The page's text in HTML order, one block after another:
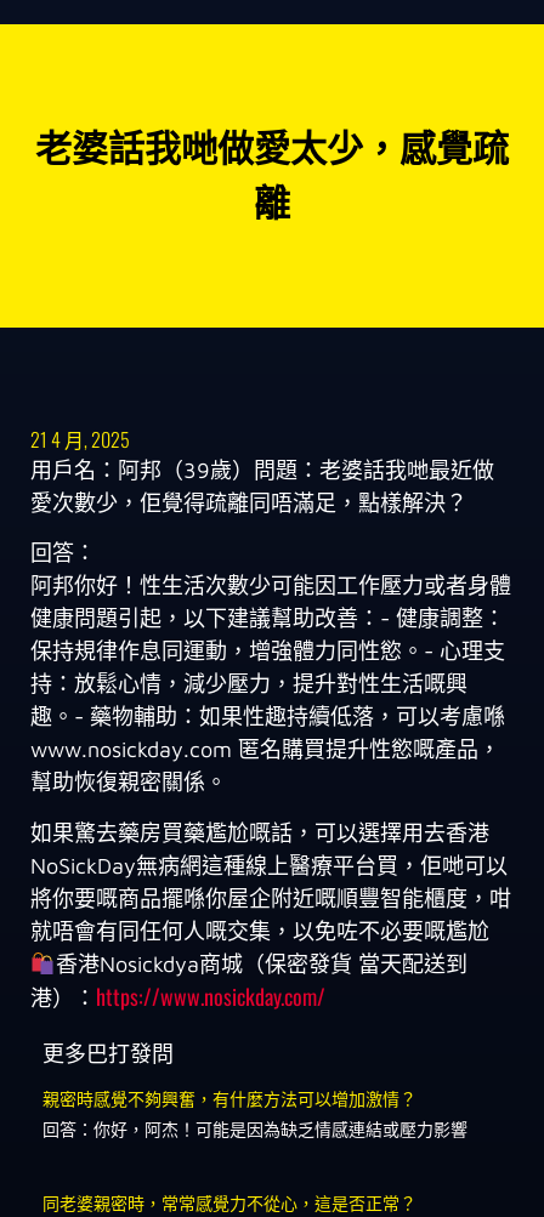
老婆話我哋做愛太少，感覺疏
離
21 4 月, 2025
用戶名：阿邦（39歲）問題：老婆話我哋最近做
愛次數少，佢覺得疏離同唔滿足，點樣解決？
回答：
阿邦你好！性生活次數少可能因工作壓力或者身體
健康問題引起，以下建議幫助改善：- 健康調整：
保持規律作息同運動，增強體力同性慾。- 心理支
持：放鬆心情，減少壓力，提升對性生活嘅興
趣。- 藥物輔助：如果性趣持續低落，可以考慮喺
www.nosickday.com 匿名購買提升性慾嘅產品，
幫助恢復親密關係。
如果驚去藥房買藥尷尬嘅話，可以選擇用去香港
NoSickDay無病網這種線上醫療平台買，佢哋可以
將你要嘅商品擺喺你屋企附近嘅順豐智能櫃度，咁
就唔會有同任何人嘅交集，以免咗不必要嘅尷尬
香港Nosickdya商城（保密發貨 當天配送到
港）： https://www.nosickday.com/
更多巴打發問
親密時感覺不夠興奮，有什麼方法可以增加激情？
回答：你好，阿杰！可能是因為缺乏情感連結或壓力影響
同老婆親密時，常常感覺力不從心，這是否正常？